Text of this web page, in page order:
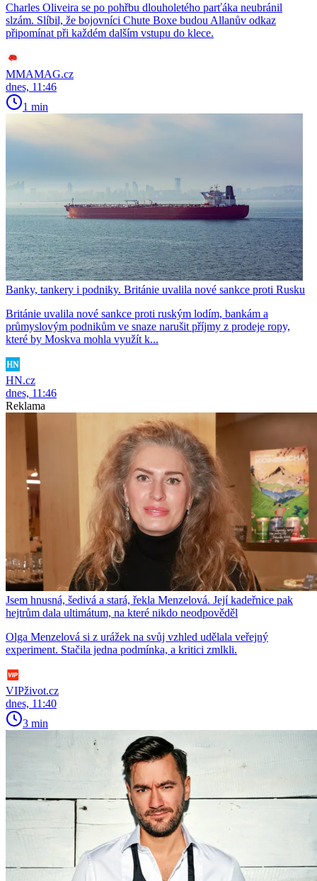
Charles Oliveira se po pohřbu dlouholetého parťáka neubránil
slzám. Slíbil, že bojovníci Chute Boxe budou Allanův odkaz
připomínat při každém dalším vstupu do klece.
MMAMAG.cz
dnes, 11:46
1 min
Banky, tankery i podniky. Británie uvalila nové sankce proti Rusku
Británie uvalila nové sankce proti ruským lodím, bankám a
průmyslovým podnikům ve snaze narušit příjmy z prodeje ropy,
které by Moskva mohla využít k...
HN.cz
dnes, 11:46
Reklama
Jsem hnusná, šedivá a stará, řekla Menzelová. Její kadeřnice pak
hejtrům dala ultimátum, na které nikdo neodpověděl
Olga Menzelová si z urážek na svůj vzhled udělala veřejný
experiment. Stačila jedna podmínka, a kritici zmlkli.
VIPživot.cz
dnes, 11:40
3 min